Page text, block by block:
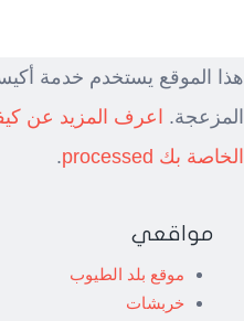
هذا الموقع يستخدم خدمة
المزعجة.
اعرف المزيد عن
الخاصة بك processed
.
مواقعي
موقع بلد الطيوب
خربشات